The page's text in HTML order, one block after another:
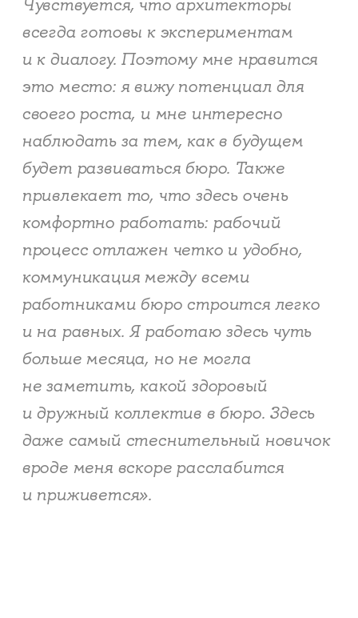
Чувствуется, что архитекторы
всегда готовы к экспериментам
и к диалогу. Поэтому мне нравится
это место: я вижу потенциал для
своего роста, и мне интересно
наблюдать за тем, как в будущем
будет развиваться бюро. Также
привлекает то, что здесь очень
комфортно работать: рабочий
процесс отлажен четко и удобно,
коммуникация между всеми
работниками бюро строится легко
и на равных. Я работаю здесь чуть
больше месяца, но не могла
не заметить, какой здоровый
и дружный коллектив в бюро. Здесь
даже самый стеснительный новичок
вроде меня вскоре расслабится
и приживется».